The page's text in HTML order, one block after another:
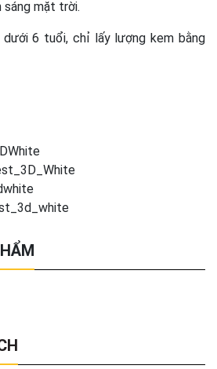
mặt trời.
6 tuổi, chỉ lấy lượng kem bằng